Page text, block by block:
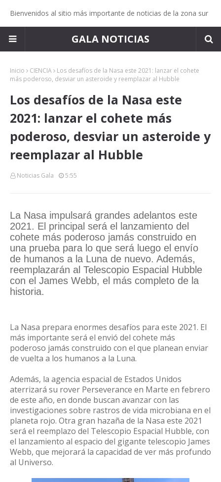
Bienvenidos al sitio más importante de noticias de la zona sur
GALA NOTICIAS
Inicio CIENCIA
Los desafíos de la Nasa este 2021: lanzar el cohete
más poderoso, desviar un asteroide y reemplazar al Hubble
Los desafíos de la Nasa este
2021: lanzar el cohete más
poderoso, desviar un asteroide y
reemplazar al Hubble
Noticias Gala 5:55
La Nasa impulsará grandes adelantos este
2021. El principal será el lanzamiento del
cohete más poderoso jamás construido en
una prueba para lo que será luego el envío
de humanos a la Luna de nuevo. Además,
reemplazarán al Telescopio Espacial Hubble
con el James Webb, el más completo de la
historia.
La Nasa prepara enormes desafíos para este 2021. El
más importante será el envió del cohete más
poderoso jamás construido con el que planean enviar
de vuelta a los humanos a la Luna.
Además, la agencia espacial de Estados Unidos
aterrizará su rover Perseverance en Marte en febrero
de este año, en donde buscan avanzar con las
investigaciones sobre rastros de vida microbiana en el
planeta rojo. Otra gran hazaña de la Nasa este 2021
será el reemplazo del Telescopio Espacial Hubble, con
el lanzamiento al espacio del gigante telescopio James
Webb, que mejorará la capacidad de ver más profundo
al Universo.